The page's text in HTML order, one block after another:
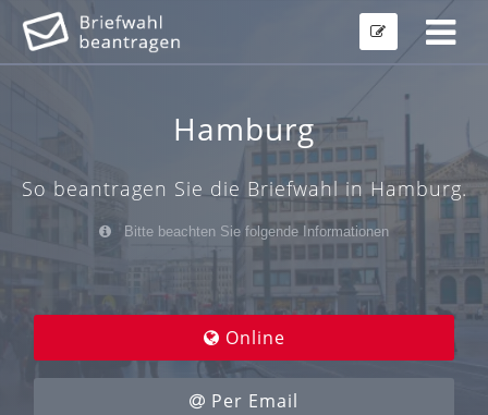
Hamburg
So beantragen Sie die Briefwahl in Hamburg.
Bitte beachten Sie folgende Informationen
Online
Per Email